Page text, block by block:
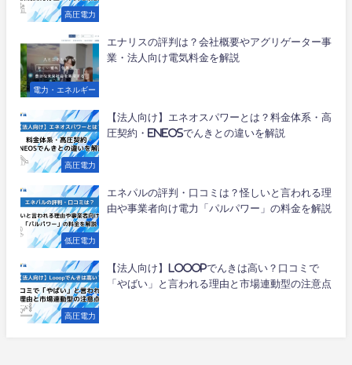
高圧電力
電力・エネルギー
エナリスの評判は？会社概要やアグリゲーター事
業・法人向け電気料金を解説
高圧電力
【法人向け】エネオスパワーとは？料金体系・高
圧契約・ENEOSでんきとの違いを解説
低圧電力
エネパルの評判・口コミは？怪しいと言われる理
由や事業者向け電力「パルパワー」の料金を解説
高圧電力
【法人向け】Looopでんきは高い？口コミで
「やばい」と言われる理由と市場連動型の注意点